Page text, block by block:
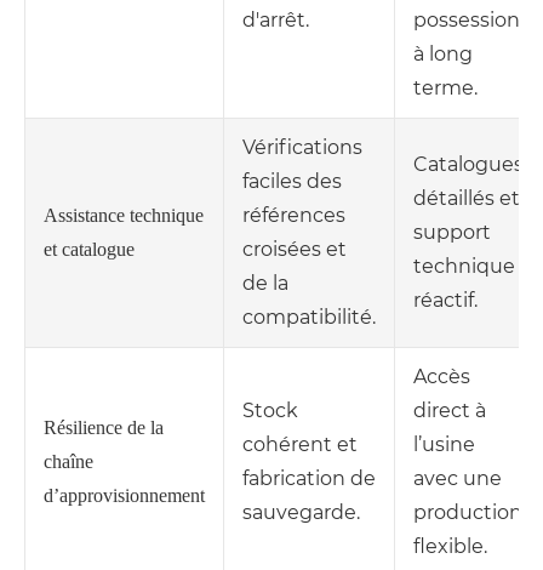
d'arrêt.
possession
à long
terme.
Assistance technique
et catalogue
Vérifications
faciles des
références
croisées et
de la
compatibilité.
Catalogues
détaillés et
support
technique
réactif.
Résilience de la
chaîne
d’approvisionnement
Stock
cohérent et
fabrication de
sauvegarde.
Accès
direct à
l’usine
avec une
production
flexible.